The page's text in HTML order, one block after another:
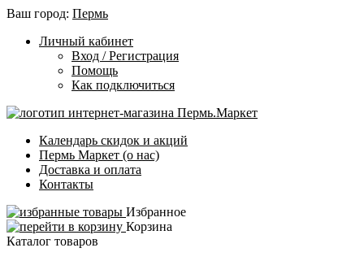
Ваш город: Пермь
Личный кабинет
Вход / Регистрация
Помощь
Как подключиться
Календарь скидок и акций
Пермь Маркет (о нас)
Доставка и оплата
Контакты
Избранное
Корзина
Каталог товаров